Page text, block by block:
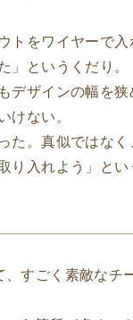
トをワイヤーで入
」というくだり。
デザインの幅を狭
けない。
た。真似ではなく
り入れよう」とい
すごく素敵なチ